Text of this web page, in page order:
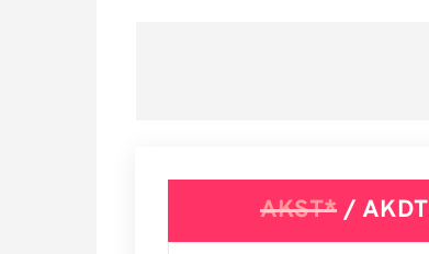
AKST*/ AKDT